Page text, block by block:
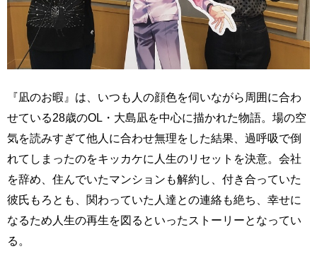
『凪のお暇』は、いつも人の顔色を伺いながら周囲に合わ
せている28歳のOL・大島凪を中心に描かれた物語。場の空
気を読みすぎて他人に合わせ無理をした結果、過呼吸で倒
れてしまったのをキッカケに人生のリセットを決意。会社
を辞め、住んでいたマンションも解約し、付き合っていた
彼氏もろとも、関わっていた人達との連絡も絶ち、幸せに
なるため人生の再生を図るといったストーリーとなってい
る。